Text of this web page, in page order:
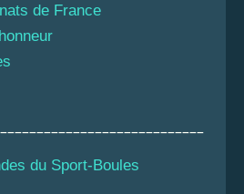
de France
du Sport-Boules